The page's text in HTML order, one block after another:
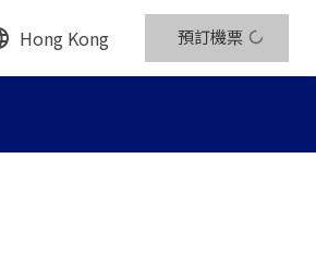
Hong Kong 預訂機票